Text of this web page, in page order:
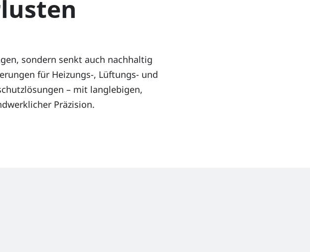
sondern senkt auch nachhaltig
für Heizungs-, Lüftungs- und
– mit langlebigen,
Präzision.